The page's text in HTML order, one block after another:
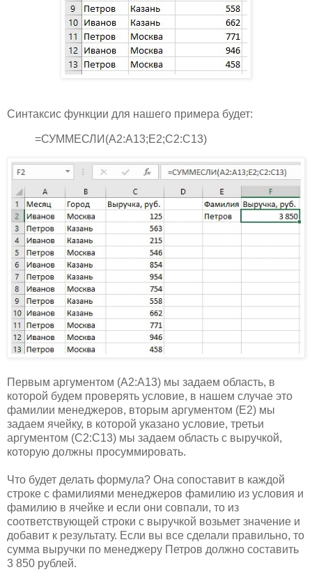
Синтаксис функции для нашего примера будет:
=СУММЕСЛИ(A2:A13;E2;C2:C13)
Первым аргументом (A2:A13) мы задаем область, в
которой будем проверять условие, в нашем случае это
фамилии менеджеров, вторым аргументом (E2) мы
задаем ячейку, в которой указано условие, третьи
аргументом (C2:C13) мы задаем область с выручкой,
которую должны просуммировать.
Что будет делать формула? Она сопоставит в каждой
строке с фамилиями менеджеров фамилию из условия и
фамилию в ячейке и если они совпали, то из
соответствующей строки с выручкой возьмет значение и
добавит к результату. Если вы все сделали правильно, то
сумма выручки по менеджеру Петров должно составить
3 850 рублей.